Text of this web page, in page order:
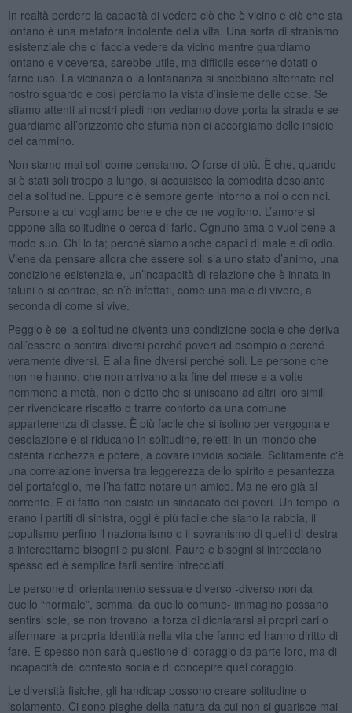
In realtà perdere la capacità di vedere ciò che è vicino e ciò che sta
lontano è una metafora indolente della vita. Una sorta di strabismo
esistenziale che ci faccia vedere da vicino mentre guardiamo
lontano e viceversa, sarebbe utile, ma difficile esserne dotati o
farne uso. La vicinanza o la lontananza si snebbiano alternate nel
nostro sguardo e così perdiamo la vista d’insieme delle cose. Se
stiamo attenti ai nostri piedi non vediamo dove porta la strada e se
guardiamo all’orizzonte che sfuma non ci accorgiamo delle insidie
del cammino.
Non siamo mai soli come pensiamo. O forse di più. È che, quando
si è stati soli troppo a lungo, si acquisisce la comodità desolante
della solitudine. Eppure c’è sempre gente intorno a noi o con noi.
Persone a cui vogliamo bene e che ce ne vogliono. L’amore si
oppone alla solitudine o cerca di farlo. Ognuno ama o vuol bene a
modo suo. Chi lo fa; perché siamo anche capaci di male e di odio.
Viene da pensare allora che essere soli sia uno stato d’animo, una
condizione esistenziale, un’incapacità di relazione che è innata in
taluni o si contrae, se n’è infettati, come una male di vivere, a
seconda di come si vive.
Peggio è se la solitudine diventa una condizione sociale che deriva
dall’essere o sentirsi diversi perché poveri ad esempio o perché
veramente diversi. E alla fine diversi perché soli. Le persone che
non ne hanno, che non arrivano alla fine del mese e a volte
nemmeno a metà, non è detto che si uniscano ad altri loro simili
per rivendicare riscatto o trarre conforto da una comune
appartenenza di classe. È più facile che si isolino per vergogna e
desolazione e si riducano in solitudine, reietti in un mondo che
ostenta ricchezza e potere, a covare invidia sociale. Solitamente c'è
una correlazione inversa tra leggerezza dello spirito e pesantezza
del portafoglio, me l’ha fatto notare un amico. Ma ne ero già al
corrente. E di fatto non esiste un sindacato dei poveri. Un tempo lo
erano i partiti di sinistra, oggi è più facile che siano la rabbia, il
populismo perfino il nazionalismo o il sovranismo di quelli di destra
a intercettarne bisogni e pulsioni. Paure e bisogni si intrecciano
spesso ed è semplice farli sentire intrecciati.
Le persone di orientamento sessuale diverso -diverso non da
quello “normale”, semmai da quello comune- immagino possano
sentirsi sole, se non trovano la forza di dichiararsi ai propri cari o
affermare la propria identità nella vita che fanno ed hanno diritto di
fare. E spesso non sarà questione di coraggio da parte loro, ma di
incapacità del contesto sociale di concepire quel coraggio.
Le diversità fisiche, gli handicap possono creare solitudine o
isolamento. Ci sono pieghe della natura da cui non si guarisce mai